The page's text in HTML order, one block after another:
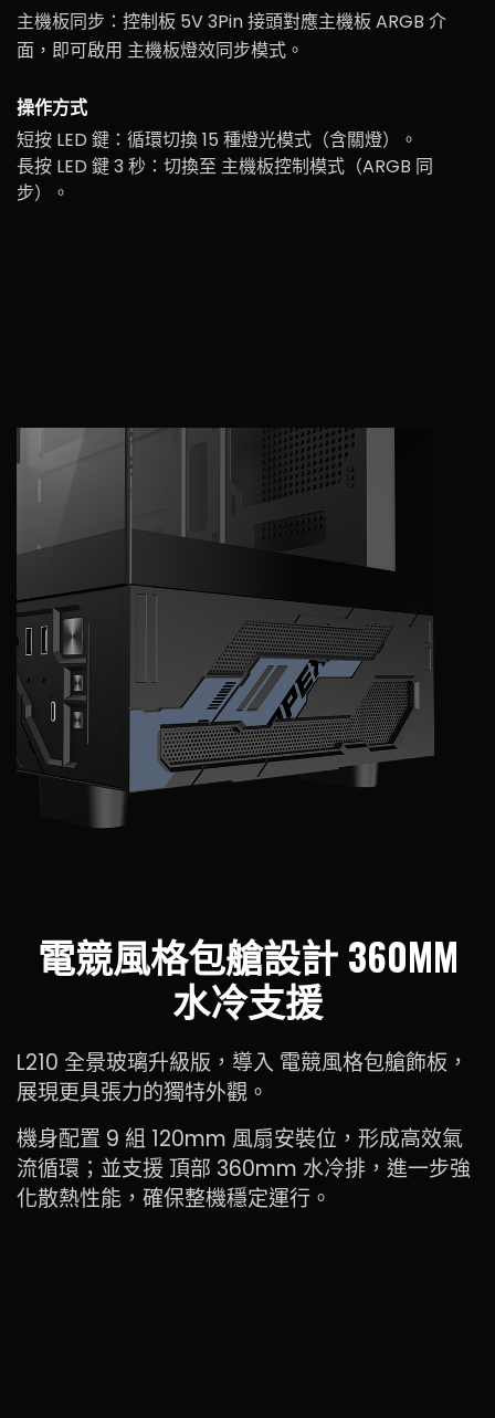
主機板同步：控制板 5V 3Pin 接頭對應主機板 ARGB 介
面，即可啟用 主機板燈效同步模式。
操作方式
短按 LED 鍵：循環切換 15 種燈光模式（含關燈）。
長按 LED 鍵 3 秒：切換至 主機板控制模式（ARGB 同
步）。
電競風格包艙設計 360MM
水冷支援
L210 全景玻璃升級版，導入 電競風格包艙飾板，
展現更具張力的獨特外觀。
機身配置 9 組 120mm 風扇安裝位，形成高效氣
流循環；並支援 頂部 360mm 水冷排，進一步強
化散熱性能，確保整機穩定運行。